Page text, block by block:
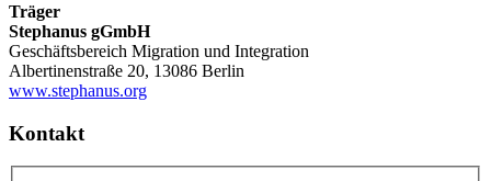
Träger
Stephanus gGmbH
Geschäftsbereich Migration und Integration
Albertinenstraße 20, 13086 Berlin
www.stephanus.org
Kontakt